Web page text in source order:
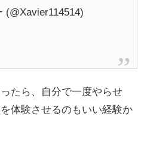
たら、自分で一度やらせ
体験させるのもいい経験か